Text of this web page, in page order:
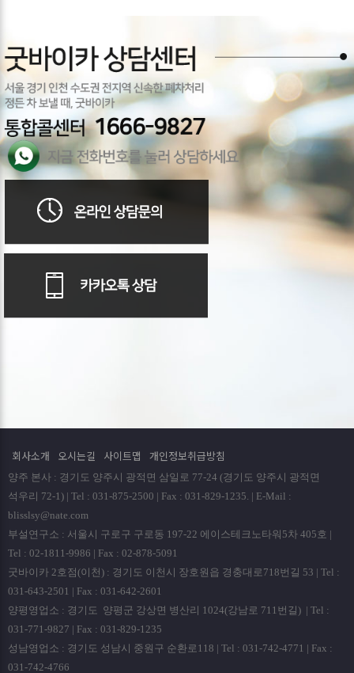
회사소개 오시는길 사이트맵 개인정보취급방침
양주 본사 : 경기도 양주시 광적면 삼일로 77-24 (경기도 양주시 광적면
석우리 72-1) | Tel : 031-875-2500 | Fax : 031-829-1235. | E-Mail :
blisslsy@nate.com
부설연구소 : 서울시 구로구 구로동 197-22 에이스테크노타워5차 405호 |
Tel : 02-1811-9986 | Fax : 02-878-5091
굿바이카 2호점(이천) : 경기도 이천시 장호원읍 경충대로718번길 53 | Tel :
031-643-2501 | Fax : 031-642-2601
양평영업소 : 경기도 양평군 강상면 병산리 1024(강남로 711번길) | Tel :
031-771-9827 | Fax : 031-829-1235
성남영업소 : 경기도 성남시 중원구 순환로118 | Tel : 031-742-4771 | Fax :
031-742-4766